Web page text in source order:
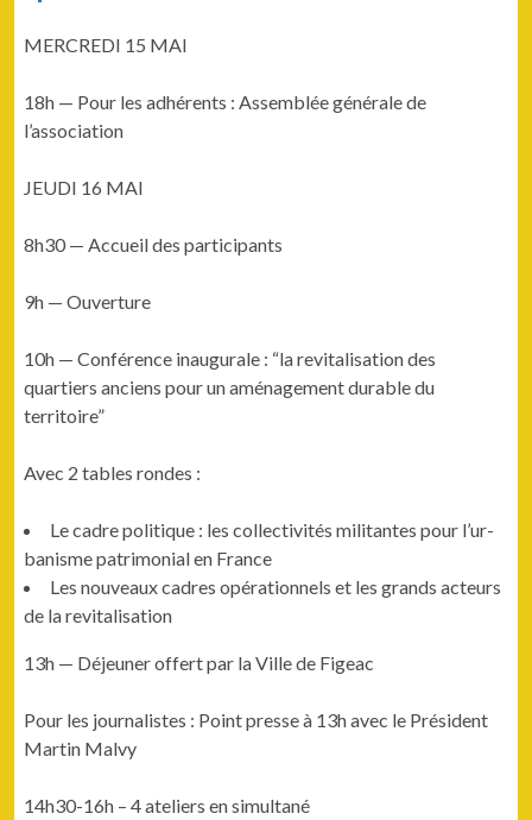
MERCREDI 15 MAI
18h — Pour les adhérents : Assem­blée générale de
l’association
JEUDI 16 MAI
8h30 — Accueil des participants
9h — Ouverture
10h — Con­férence inau­gu­rale : “la revi­tal­i­sa­tion des
quartiers anciens pour un amé­nage­ment durable du
territoire”
Avec 2 tables rondes :
Le cadre poli­tique : les col­lec­tiv­ités mil­i­tantes pour l’ur­
ban­isme pat­ri­mo­ni­al en France
Les nou­veaux cadres opéra­tionnels et les grands acteurs
de la revitalisation
13h — Déje­uner offert par la Ville de Figeac
Pour les jour­nal­istes : Point presse à 13h avec le Prési­dent
Mar­tin Malvy
14h30-16h – 4 ate­liers en simultané